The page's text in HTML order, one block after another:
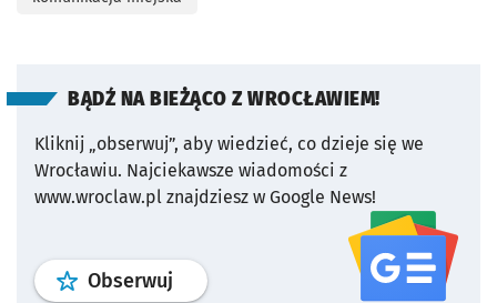
BĄDŹ NA BIEŻĄCO Z WROCŁAWIEM!
Kliknij „obserwuj”, aby wiedzieć, co dzieje się we
Wrocławiu. Najciekawsze wiadomości z
www.wroclaw.pl znajdziesz w Google News!
Obserwuj profil serwisu